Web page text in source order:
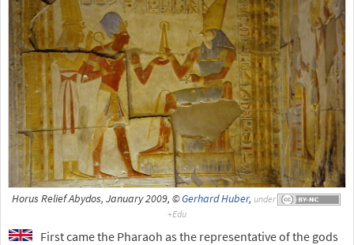
Horus Relief Abydos, January 2009, ©Gerhard Huber, under
First came the Pharaoh as the representative of the gods